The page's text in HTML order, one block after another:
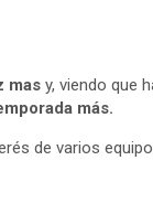
mas y, viendo que
más.
de varios